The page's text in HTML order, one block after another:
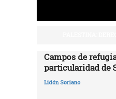
Campos de
particularidad de
Lidón Soriano